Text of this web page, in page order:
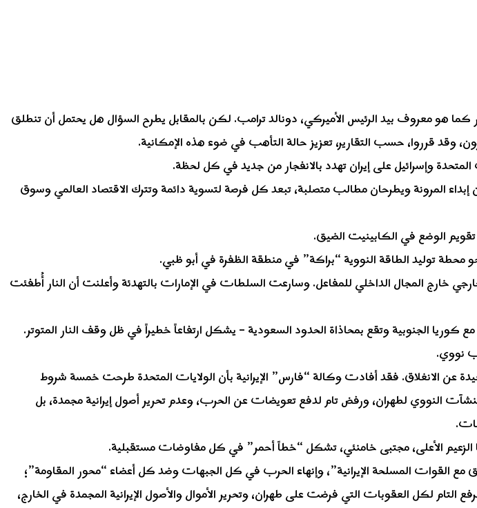
كما هو معروف بيد الرئيس الأميركي، دونالد ترامب. لكن بالمقابل يطرح السؤال هل يحتمل أن تنطلق
قرروا، حسب التقارير، تعزيز حالة التأهب في ضوء هذه الإمكانية.
وإسرائيل على إيران تهدد بالانفجار من جديد في كل لحظة.
المرونة ويطرحان مطالب متصلبة، تبعد كل فرصة لتسوية دائمة وتترك الاقتصاد العالمي وسوق
الوضع في الكابينيت الضيق.
توليد الطاقة النووية “براكة” في منطقة الظفرة في أبو ظبي.
المجال الداخلي للمفاعل. وسارعت السلطات في الإمارات بالتهدئة وأعلنت أن النار أُطفئت
كوريا الجنوبية وتقع بمحاذاة الحدود السعودية – يشكل ارتفاعاً خطيراً في ظل وقف النار المتوتر.
نووي.
عن الانغلاق. فقد أفادت وكالة “فارس” الإيرانية بأن الولايات المتحدة طرحت خمسة شروط
من اليورانيوم المخصب، وتقييد منشآت النووي لطهران، ورفض تام لدفع تعويضات عن الحرب، وعدم تحرير أصول إيرانية مجمدة، بل
الزعيم الأعلى، مجتبى خامنئي، تشكل “خطاً أحمر” في كل مفاوضات مستقبلية.
المسلحة الإيرانية”، وإنهاء الحرب في كل الجبهات وضد كل أعضاء “محور المقاومة”؛
لكل العقوبات التي فرضت على طهران، وتحرير الأموال والأصول الإيرانية المجمدة في الخارج،